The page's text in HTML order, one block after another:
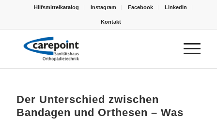
Hilfsmittelkatalog Instagram Facebook LinkedIn
Kontakt
Der Unterschied zwischen
Bandagen und Orthesen – Was